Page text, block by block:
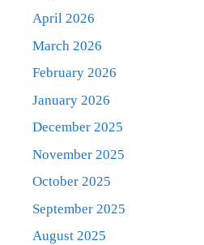
April 2026
March 2026
February 2026
January 2026
December 2025
November 2025
October 2025
September 2025
August 2025